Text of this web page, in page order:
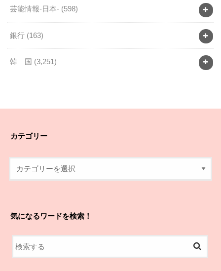
芸能情報-日本- (598)
銀行 (163)
韓 国 (3,251)
カテゴリー
気になるワードを検索！